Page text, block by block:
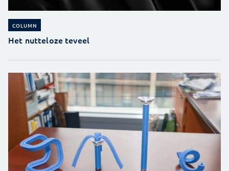
COLUMN
Het nutteloze teveel